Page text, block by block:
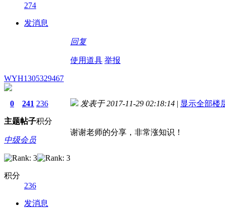
274
发消息
回复
使用道具 举报
WYH1305329467
0
主题
241
帖子
236
积分
中级会员
积分
236
发消息
发表于 2017-11-29 02:18:14 | 显示全部楼
谢谢老师的分享，非常涨知识！